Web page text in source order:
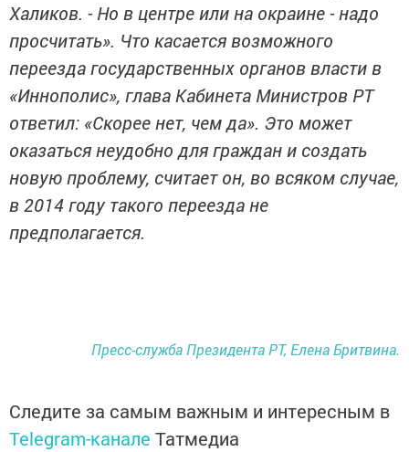
Халиков. - Но в центре или на окраине - надо
просчитать». Что касается возможного
переезда государственных органов власти в
«Иннополис», глава Кабинета Министров РТ
ответил: «Скорее нет, чем да». Это может
оказаться неудобно для граждан и создать
новую проблему, считает он, во всяком случае,
в 2014 году такого переезда не
предполагается.
Пресс-служба Президента РТ, Елена Бритвина.
Следите за самым важным и интересным в
Telegram-канале Татмедиа